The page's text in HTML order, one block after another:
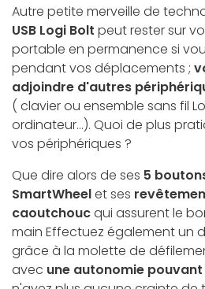
Autre petite merveille de
USB Logi Bolt peut rester sur
portable en permanence si
pendant vos déplacements ;
adjoindre d'autres
( clavier ou ensemble sans fil
ordinateur...). Quoi de plus
vos périphériques ?
Que dire alors de ses 5
SmartWheelet ses
caoutchoucqui assurent le
main Effectuez également un
grâce à la molette de
avec une autonomie